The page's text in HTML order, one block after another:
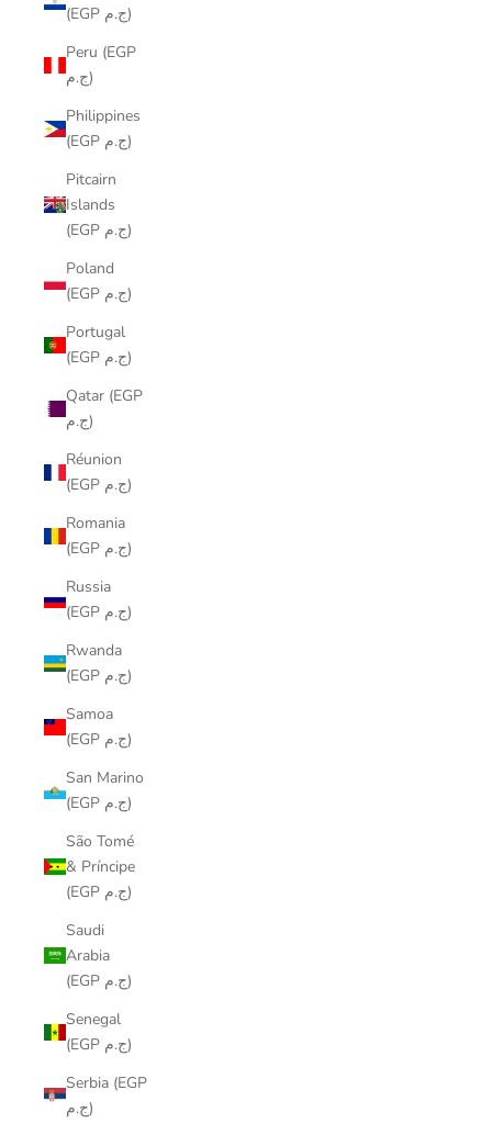
(EGP ج.م)
Peru (EGP
ج.م)
Philippines
(EGP ج.م)
Pitcairn
Islands
(EGP ج.م)
Poland
(EGP ج.م)
Portugal
(EGP ج.م)
Qatar (EGP
ج.م)
Réunion
(EGP ج.م)
Romania
(EGP ج.م)
Russia
(EGP ج.م)
Rwanda
(EGP ج.م)
Samoa
(EGP ج.م)
San Marino
(EGP ج.م)
São Tomé
& Príncipe
(EGP ج.م)
Saudi
Arabia
(EGP ج.م)
Senegal
(EGP ج.م)
Serbia (EGP
ج.م)